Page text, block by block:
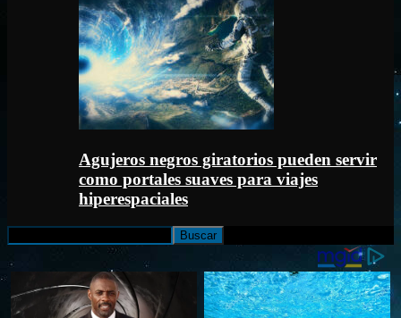
Agujeros negros giratorios pueden servir
como portales suaves para viajes
hiperespaciales